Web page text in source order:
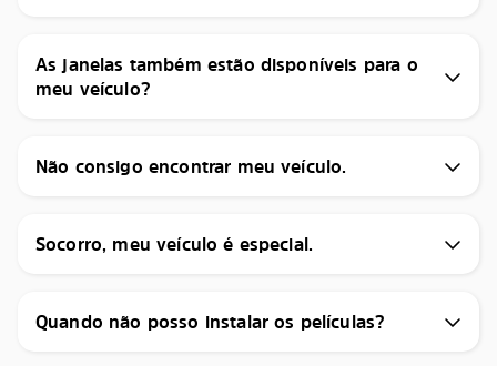
As janelas também estão disponíveis para o
meu veículo?
Não consigo encontrar meu veículo.
Socorro, meu veículo é especial.
Quando não posso instalar os películas?